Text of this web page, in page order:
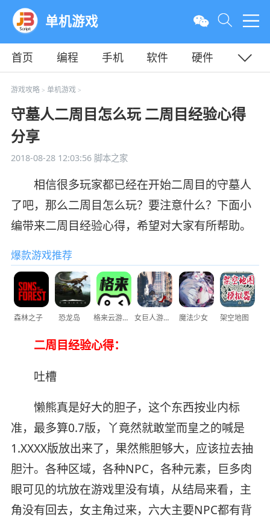
单机游戏
首页 编程 手机 软件
硬件
教程
平面
游戏攻略> 单机游戏>
守墓人二周目怎么玩 二周目经验心得
分享
2018-08-28 12:03:56脚本之家
相信很多玩家都已经在开始二周目的守墓人
了吧，那么二周目怎么玩？要注意什么？下面小
编带来二周目经验心得，希望对大家有所帮助。
爆款游戏推荐
森林之子 恐龙岛 格来云游戏 女巨人游乐场 魔法少女 架空地图
二周目经验心得：
吐槽
懒熊真是好大的胆子，这个东西按业内标
准，最多算0.7版，丫竟然就敢堂而皇之的喊是
1.XXXX版放出来了，果然熊胆够大，应该拉去抽
胆汁。各种区域，各种NPC，各种元素，巨多肉
眼可见的坑放在游戏里没有填，从结局来看，主
角没有回去，女主角过来，六大主要NPC都有背